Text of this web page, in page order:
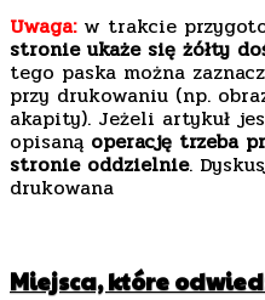
Uwaga:w trakcie
stronie ukaże się żółty
tego paska można
przy drukowaniu (np.
akapity). Jeżeli artykuł
opisaną operację trzeba
stronie oddzielnie.
drukowana
Miejsca, które